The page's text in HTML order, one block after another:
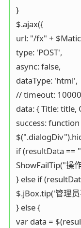
}
$.ajax({
url: "/fx" +
type: 'POST',
async: false,
dataType: 'html',
// timeout:
data: { Title: title,
success:
if (resultData ==
ShowFailTip("操
} else if
$.jBox.tip('管理
} else {
var data =